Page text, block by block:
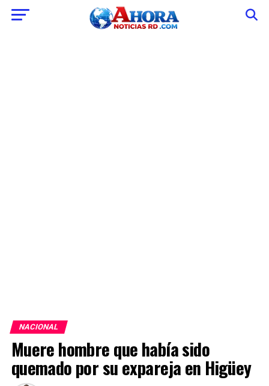
NACIONAL
Muere hombre que había sido
quemado por su expareja en Higüey